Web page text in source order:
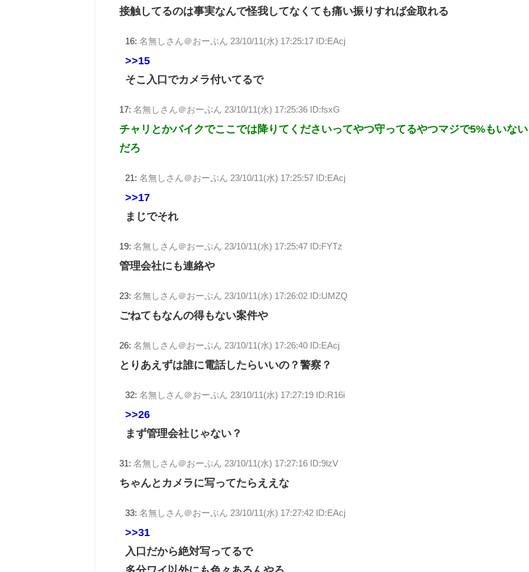
接触してるのは事実なんで怪我してなくても痛い振りすれば金取れる
16: 名無しさん＠おーぷん 23/10/11(水) 17:25:17 ID:EAcj
>>15
そこ入口でカメラ付いてるで
17: 名無しさん＠おーぷん 23/10/11(水) 17:25:36 ID:fsxG
チャリとかバイクでここでは降りてくださいってやつ守ってるやつマジで5%もいない
だろ
21: 名無しさん＠おーぷん 23/10/11(水) 17:25:57 ID:EAcj
>>17
まじでそれ
19: 名無しさん＠おーぷん 23/10/11(水) 17:25:47 ID:FYTz
管理会社にも連絡や
23: 名無しさん＠おーぷん 23/10/11(水) 17:26:02 ID:UMZQ
ごねてもなんの得もない案件や
26: 名無しさん＠おーぷん 23/10/11(水) 17:26:40 ID:EAcj
とりあえずは誰に電話したらいいの？警察？
32: 名無しさん＠おーぷん 23/10/11(水) 17:27:19 ID:R16i
>>26
まず管理会社じゃない？
31: 名無しさん＠おーぷん 23/10/11(水) 17:27:16 ID:9lzV
ちゃんとカメラに写ってたらええな
33: 名無しさん＠おーぷん 23/10/11(水) 17:27:42 ID:EAcj
>>31
入口だから絶対写ってるで